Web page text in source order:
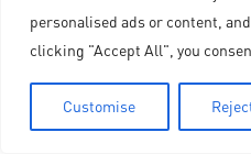
personalised ads or content,
clicking "Accept All", you
Customise
upphovsmannens [upphovsmännens] och
Europeiska unionen eller den beviljande
Follow us on